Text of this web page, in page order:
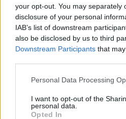
your opt-out. You may separately
disclosure of your personal
IAB’s list of downstream
also be disclosed by us to third
Downstream Participants that
Personal Data Processing
I want to opt-out of the
personal data.
Opted In
Le 5 sarde
laziali, 4
Venafro
6 Ago 2026
Coppa Italia: gli
finale con i derby
5 Ago 2026
Coppa Italia: gli